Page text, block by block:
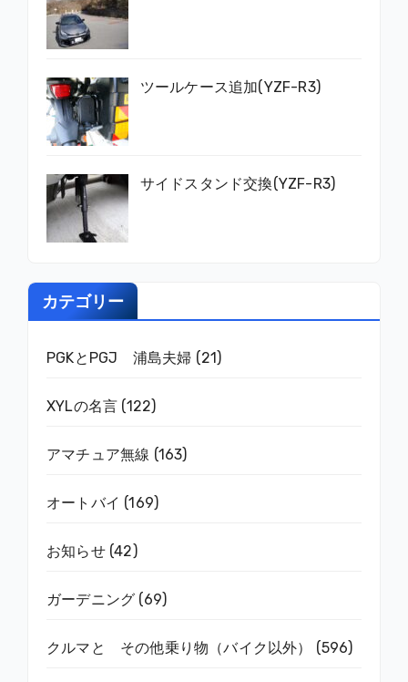
ツールケース追加(YZF-R3)
サイドスタンド交換(YZF-R3)
カテゴリー
PGKとPGJ 浦島夫婦 (21)
XYLの名言 (122)
アマチュア無線 (163)
オートバイ (169)
お知らせ(42)
ガーデニング (69)
クルマと その他乗り物（バイク以外） (596)